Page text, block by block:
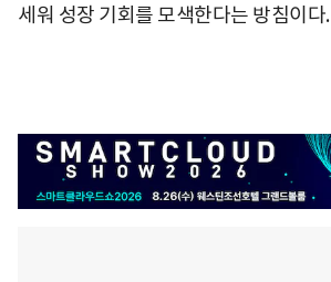
세워 성장 기회를 모색한다는 방침이다.